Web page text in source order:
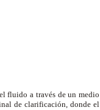
fluido a través de un medio
de clarificación, donde el